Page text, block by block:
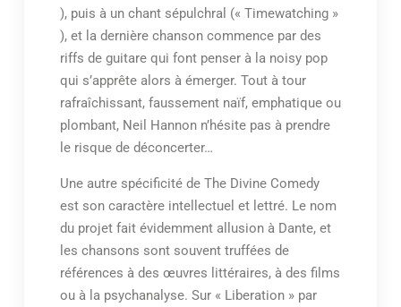
), puis à un chant sépulchral (« Timewatching »
), et la dernière chanson commence par des
riffs de guitare qui font penser à la noisy pop
qui s’apprête alors à émerger. Tout à tour
rafraîchissant, faussement naïf, emphatique ou
plombant, Neil Hannon n’hésite pas à prendre
le risque de déconcerter…
Une autre spécificité de The Divine Comedy
est son caractère intellectuel et lettré. Le nom
du projet fait évidemment allusion à Dante, et
les chansons sont souvent truffées de
références à des œuvres littéraires, à des films
ou à la psychanalyse. Sur « Liberation » par